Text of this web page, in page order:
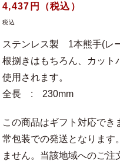
通
常
格
4,437 円（税込）
税込
ステンレス製 1本熊手(レ
根捌きはもちろん、カット
使用されます。
全長 : 230mm
この商品はギフト対応でき
常包装での発送となります
ません。当該地域へのご